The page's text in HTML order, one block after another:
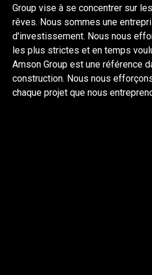
Group vise à se concentrer sur
rêves. Nous sommes une
d'investissement. Nous nous
les plus strictes et en temps
Amson Group est une référence
construction. Nous nous
chaque projet que nous